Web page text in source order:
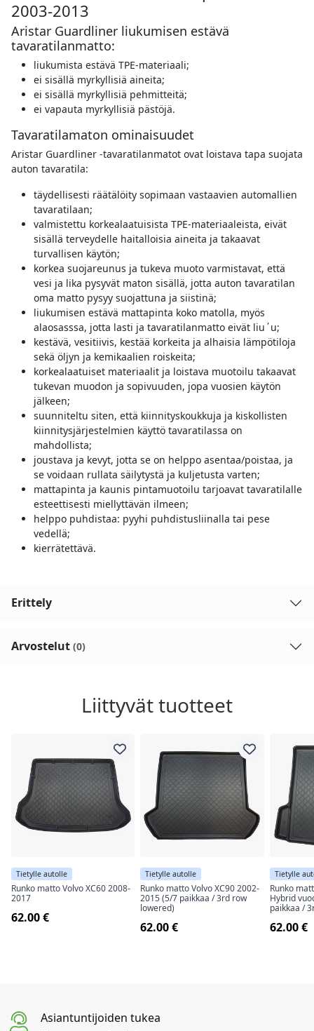
2003-2013
Aristar Guardliner liukumisen estävä
tavaratilanmatto:
liukumista estävä TPE-materiaali;
ei sisällä myrkyllisiä aineita;
ei sisällä myrkyllisiä pehmitteitä;
ei vapauta myrkyllisiä pästöjä.
Tavaratilamaton ominaisuudet
Aristar Guardliner -tavaratilanmatot ovat loistava tapa suojata
auton tavaratila:
täydellisesti räätälöity sopimaan vastaavien automallien
tavaratilaan;
valmistettu korkealaatuisista TPE-materiaaleista, eivät
sisällä terveydelle haitalloisia aineita ja takaavat
turvallisen käytön;
korkea suojareunus ja tukeva muoto varmistavat, että
vesi ja lika pysyvät maton sisällä, jotta auton tavaratilan
oma matto pysyy suojattuna ja siistinä;
liukumisen estävä mattapinta koko matolla, myös
alaosasssa, jotta lasti ja tavaratilanmatto eivät liu΄u;
kestävä, vesitiivis, kestää korkeita ja alhaisia lämpötiloja
sekä öljyn ja kemikaalien roiskeita;
korkealaatuiset materiaalit ja loistava muotoilu takaavat
tukevan muodon ja sopivuuden, jopa vuosien käytön
jälkeen;
suunniteltu siten, että kiinnityskoukkuja ja kiskollisten
kiinnitysjärjestelmien käyttö tavaratilassa on
mahdollista;
joustava ja kevyt, jotta se on helppo asentaa/poistaa, ja
se voidaan rullata säilytystä ja kuljetusta varten;
mattapinta ja kaunis pintamuotoilu tarjoavat tavaratilalle
esteettisesti miellyttävän ilmeen;
helppo puhdistaa: pyyhi puhdistusliinalla tai pese
vedellä;
kierrätettävä.
Erittely
Arvostelut (0)
Liittyvät tuotteet
Tietylle autolle
Runko matto Volvo XC60 2008-
2017
62.00 €
Tietylle autolle
Runko matto Volvo XC90 2002-
2015 (5/7 paikkaa / 3rd row
lowered)
62.00 €
Tietylle
Runko
Hybrid
paikkaa /
62.00 €
Asiantuntijoiden tukea